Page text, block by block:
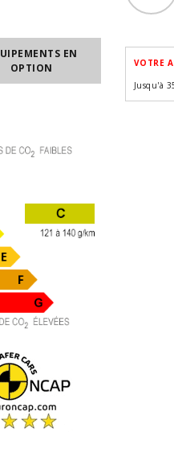
EN
OPTION
VOTRE
Jusqu'à